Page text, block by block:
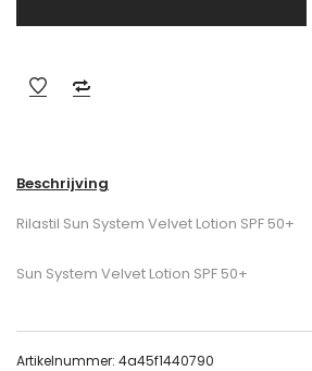
Beschrijving
Rilastil Sun System Velvet Lotion SPF 50+
Sun System Velvet Lotion SPF 50+
Artikelnummer: 4a45f1440790